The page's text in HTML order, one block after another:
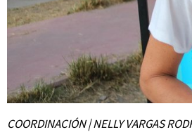
COORDINACIÓN | NELLY VARGAS